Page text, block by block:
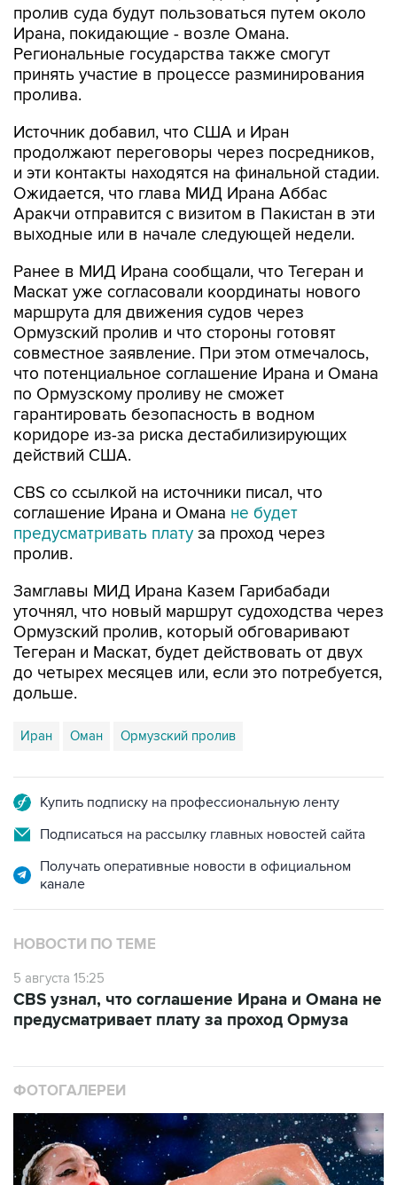
пролив суда будут пользоваться путем около
Ирана, покидающие - возле Омана.
Региональные государства также смогут
принять участие в процессе разминирования
пролива.
Источник добавил, что США и Иран
продолжают переговоры через посредников,
и эти контакты находятся на финальной стадии.
Ожидается, что глава МИД Ирана Аббас
Аракчи отправится с визитом в Пакистан в эти
выходные или в начале следующей недели.
Ранее в МИД Ирана сообщали, что Тегеран и
Маскат уже согласовали координаты нового
маршрута для движения судов через
Ормузский пролив и что стороны готовят
совместное заявление. При этом отмечалось,
что потенциальное соглашение Ирана и Омана
по Ормузскому проливу не сможет
гарантировать безопасность в водном
коридоре из-за риска дестабилизирующих
действий США.
CBS со ссылкой на источники писал, что
соглашение Ирана и Омана не будет
предусматривать плату за проход через
пролив.
Замглавы МИД Ирана Казем Гарибабади
уточнял, что новый маршрут судоходства через
Ормузский пролив, который обговаривают
Тегеран и Маскат, будет действовать от двух
до четырех месяцев или, если это потребуется,
дольше.
Иран Оман Ормузский пролив
Купить подписку на профессиональную ленту
Подписаться на рассылку главных новостей сайта
Получать оперативные новости в официальном
канале
НОВОСТИ ПО ТЕМЕ
5 августа 15:25
CBS узнал, что соглашение Ирана и Омана не
предусматривает плату за проход Ормуза
ФОТОГАЛЕРЕИ